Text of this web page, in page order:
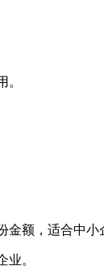
额，适合中小
。